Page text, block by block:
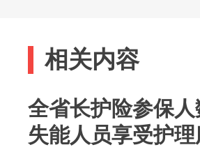
相关内容
全省长护险参保人
失能人员享受护